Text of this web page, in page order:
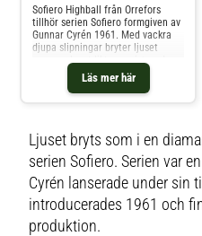
Läs mer här
Sofiero Highball från Orrefors
tillhör serien Sofiero formgiven av
Gunnar Cyrén 1961. Med vackra
djupa slipningar bryter ljuset
genom glaset likt en gnistrande
diamant.Sofiero Highballglas
förhöjer varje drink med sin
eleganta känsla.Höjd: 145 mm
maskindisk
Ljuset bryts som i en
serien Sofiero. Serien var
Cyrén lanserade under sin
introducerades 1961 och
produktion.